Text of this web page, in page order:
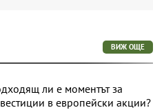
ВИЖ ОЩЕ
ли е моментът за
в европейски акции?